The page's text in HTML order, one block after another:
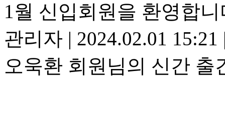
1월 신입회원을 환영합니
관리자 | 2024.02.01 15:21
오욱환 회원님의 신간 출